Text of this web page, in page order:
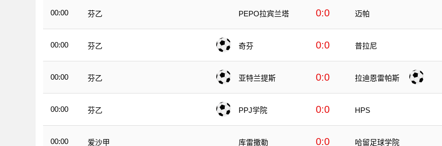
00:00 芬乙 PEPO拉宾兰塔 0:0 迈帕
00:00 芬乙 奇芬 0:0 普拉尼
00:00 芬乙 亚特兰提斯 0:0 拉迪恩雷帕斯
00:00 芬乙 PPJ学院 0:0 HPS
00:00 爱沙甲 库雷撒勒 0:0 哈留足球学院